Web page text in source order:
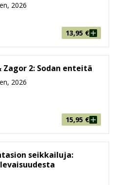
2026
13,95 €
Zagor 2: Sodan enteitä
2026
15,95 €
seikkailuja: